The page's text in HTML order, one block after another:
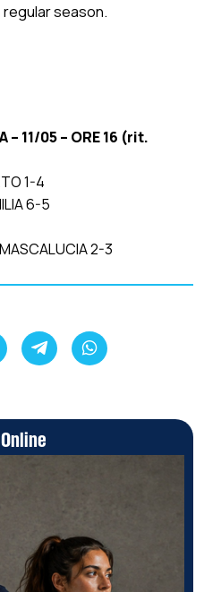
season.
– 11/05 – ORE 16 (rit.
1-4
6-5
2-3